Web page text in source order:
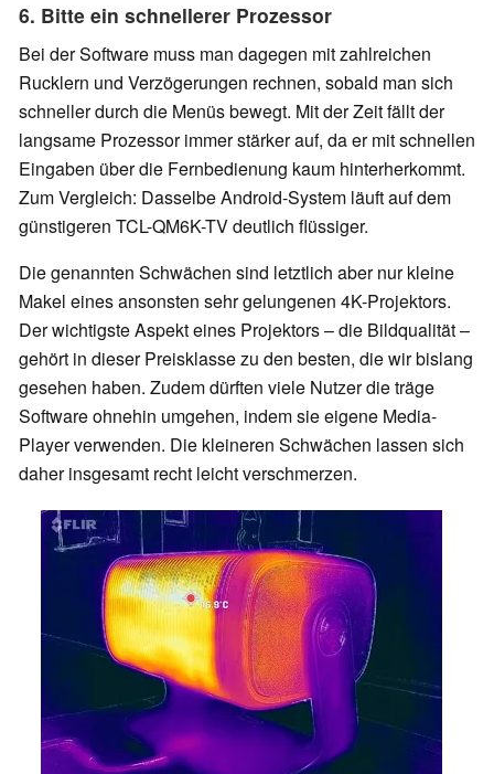
6. Bitte ein schnellerer Prozessor
Bei der Software muss man dagegen mit zahlreichen
Rucklern und Verzögerungen rechnen, sobald man sich
schneller durch die Menüs bewegt. Mit der Zeit fällt der
langsame Prozessor immer stärker auf, da er mit schnellen
Eingaben über die Fernbedienung kaum hinterherkommt.
Zum Vergleich: Dasselbe Android-System läuft auf dem
günstigeren TCL-QM6K-TV deutlich flüssiger.
Die genannten Schwächen sind letztlich aber nur kleine
Makel eines ansonsten sehr gelungenen 4K-Projektors.
Der wichtigste Aspekt eines Projektors – die Bildqualität –
gehört in dieser Preisklasse zu den besten, die wir bislang
gesehen haben. Zudem dürften viele Nutzer die träge
Software ohnehin umgehen, indem sie eigene Media-
Player verwenden. Die kleineren Schwächen lassen sich
daher insgesamt recht leicht verschmerzen.